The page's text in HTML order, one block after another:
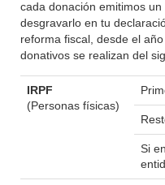
cada donación emitimos
desgravarlo en tu
reforma fiscal, desde el
donativos se realizan del
IRPF
(Personas físicas)
Si